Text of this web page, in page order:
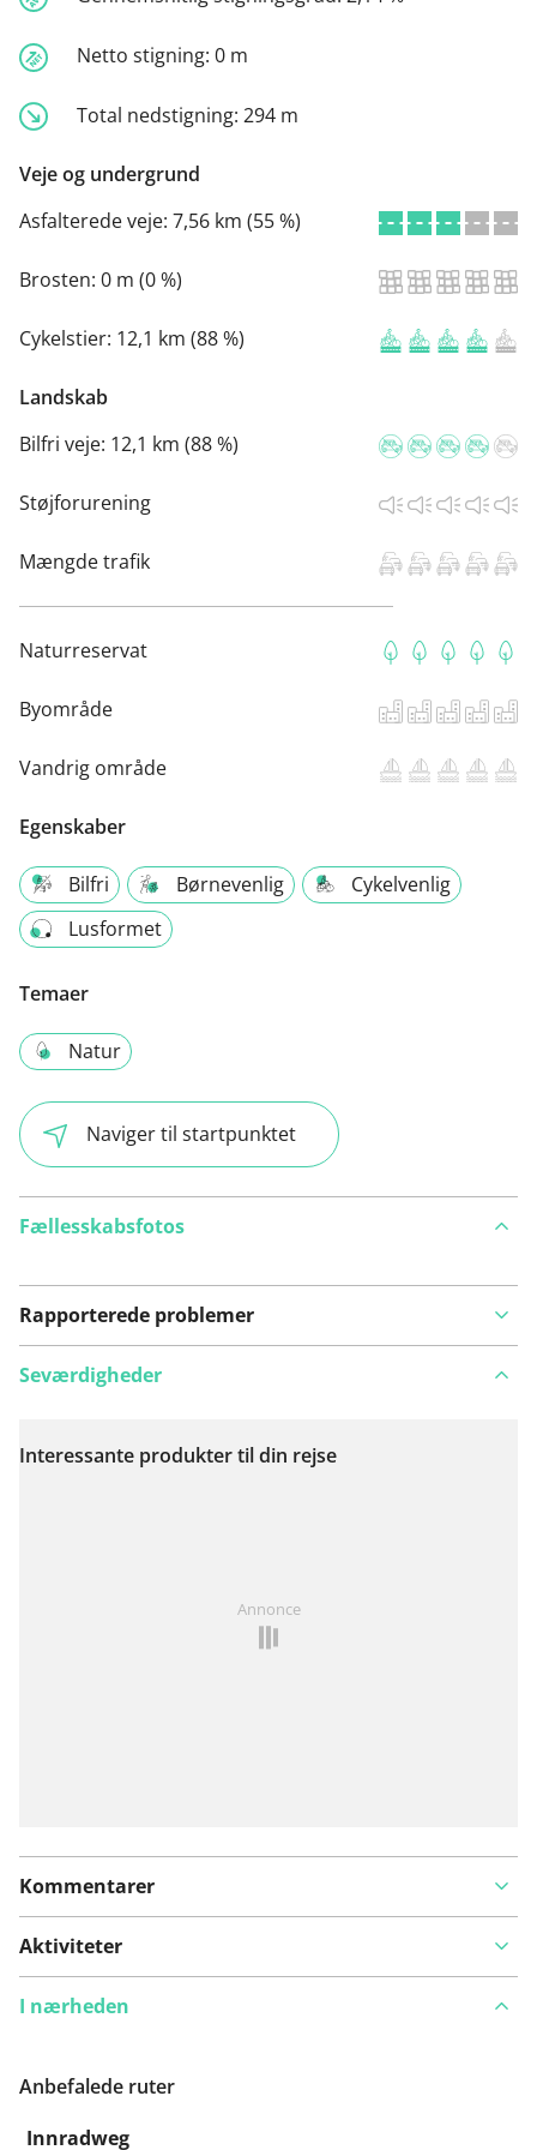
Netto stigning: 0 m
Total nedstigning: 294 m
Veje og undergrund
Asfalterede veje: 7,56 km (55 %)
Brosten: 0 m (0 %)
Cykelstier: 12,1 km (88 %)
Landskab
Bilfri veje: 12,1 km (88 %)
Støjforurening
Mængde trafik
Naturreservat
Byområde
Vandrig område
Egenskaber
Bilfri Børnevenlig
Cykelvenlig
Lusformet
Temaer
Natur
Naviger til startpunktet
Fællesskabsfotos
Rapporterede problemer
Se på kort
Seværdigheder
Interessante produkter til din rejse
Annonce
Kommentarer
Aktiviteter
I nærheden
Anbefalede ruter
Innradweg